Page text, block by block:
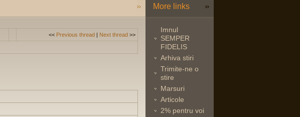
<< Previous thread | Next thread >>
More links
Imnul
SEMPER
FIDELIS
Arhiva stiri
Trimite-ne o
stire
Marsuri
Articole
2% pentru voi